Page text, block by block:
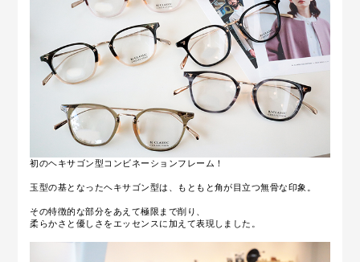
初のヘキサゴン型コンビネーションフレーム！
玉型の基となったヘキサゴン型は、もともと角が目立つ無骨な印象。
その特徴的な部分をあえて極限まで削り、
柔らかさと優しさをエッセンスに加えて表現しました。